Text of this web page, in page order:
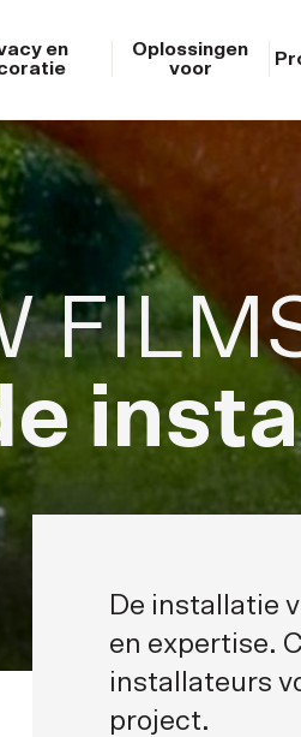
en
Oplossingen
voor
De installatie
en expertise.
installateurs
project.